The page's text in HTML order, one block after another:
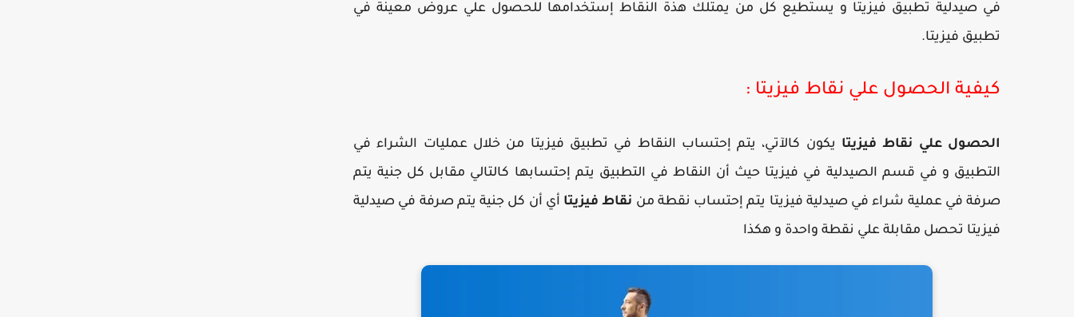
في صيدلية تطبيق فيزيتا و يستطيع كل من يمتلك هذة النقاط إستخدامها للحصول علي عروض معينة في
تطبيق فيزيتا.
كيفية الحصول علي نقاط فيزيتا :
الحصول علي نقاط فيزيتا يكون كالآتي، يتم إحتساب النقاط في تطبيق فيزيتا من خلال عمليات الشراء في
التطبيق و في قسم الصيدلية في فيزيتا حيث أن النقاط في التطبيق يتم إحتسابها كالتالي مقابل كل جنية يتم
صرفة في عملية شراء في صيدلية فيزيتا يتم إحتساب نقطة من نقاط فيزيتا أي أن كل جنية يتم صرفة في صيدلية
فيزيتا تحصل مقابلة علي نقطة واحدة و هكذا